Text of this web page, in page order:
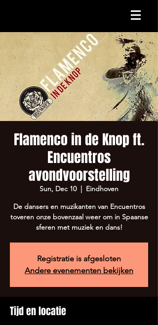
Flamenco in de Knop ft.
Encuentros
avondvoorstelling
Sun, Dec 10
  |
Eindhoven
De dansers en muzikanten van Encuentros
toveren onze bovenzaal weer om in Spaanse
sferen met muziek en dans!
Registratie is afgesloten
Andere evenementen bekijken
Tijd en locatie